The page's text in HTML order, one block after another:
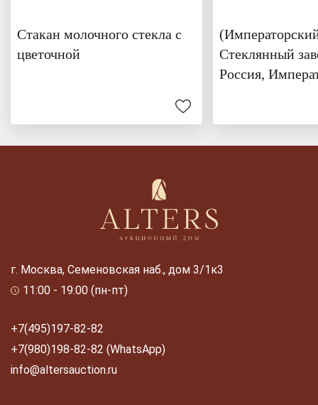
Стакан молочного стекла с
цветочной
Стеклянный
Россия,
г. Москва, Семеновская наб., дом 3/1к3
11:00 - 19:00 (пн-пт)
+7(495)197-82-82
+7(980)198-82-82 (WhatsApp)
info@altersauction.ru